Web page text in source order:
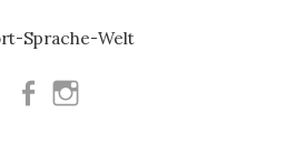
Facebook